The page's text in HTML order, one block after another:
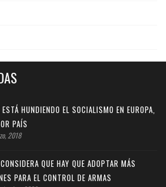
HUNDIENDO EL SOCIALISMO EN EUROPA,
PAÍS
2018
QUE HAY QUE ADOPTAR MÁS
PARA EL CONTROL DE ARMAS